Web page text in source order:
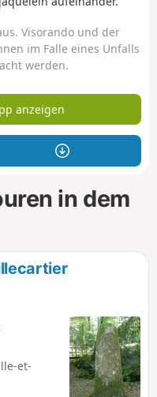
Visorando und der
im Falle eines Unfalls
werden.
anzeigen
in dem
et-